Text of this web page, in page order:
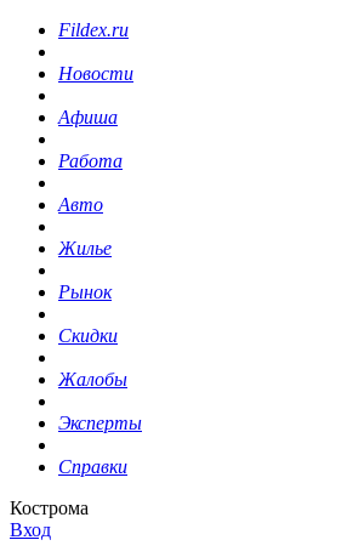
Fildex.ru
Новости
Афиша
Работа
Авто
Жилье
Рынок
Скидки
Жалобы
Эксперты
Справки
Кострома
Вход